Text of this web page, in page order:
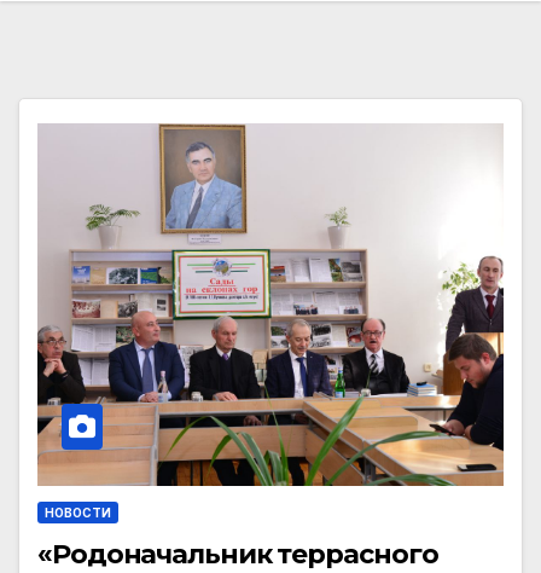
НОВОСТИ
«Родоначальник террасного